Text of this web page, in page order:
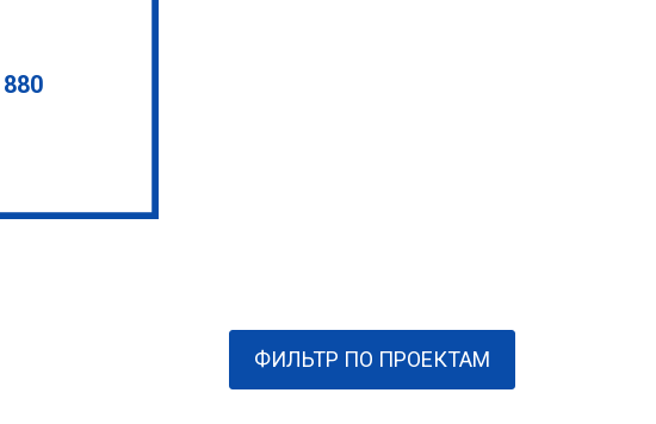
880
ФИЛЬТР ПО ПРОЕКТАМ